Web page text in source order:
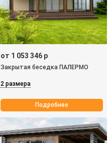
от 1 053 346 р
Закрытая беседка ПАЛЕРМО
2 размера
Подробнее